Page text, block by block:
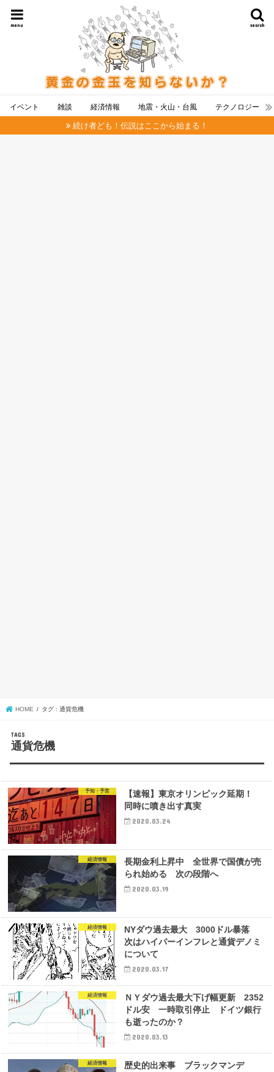
search
menu
イベント 雑談 経済情報 地震・火山・台風 テクノロジー
続け者ども！伝説はここから始まる！
HOME タグ : 通貨危機
通貨危機
予知・予言
【速報】東京オリンピック延期！
同時に噴き出す真実
2020.03.24
経済情報
長期金利上昇中 全世界で国債が売
られ始める 次の段階へ
2020.03.19
経済情報
NYダウ過去最大 3000ドル暴落
次はハイパーインフレと通貨デノミ
について
2020.03.17
経済情報
ＮＹダウ過去最大下げ幅更新 2352
ドル安 一時取引停止 ドイツ銀行
も逝ったのか？
2020.03.13
経済情報
歴史的出来事 ブラックマンデ